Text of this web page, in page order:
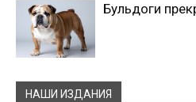
Бульдоги
НАШИ ИЗДАНИЯ